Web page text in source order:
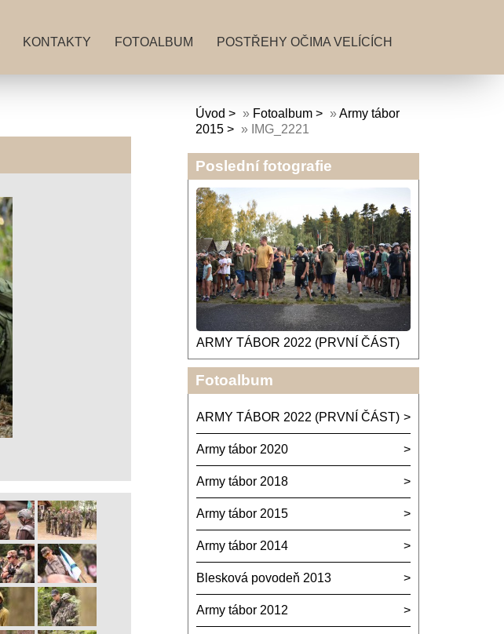
KONTAKTY FOTOALBUM POSTŘEHY OČIMA VELÍCÍCH
Úvod » Fotoalbum »Army tábor
2015
» IMG_2221
Poslední fotografie
ARMY TÁBOR 2022 (PRVNÍ ČÁST)
Fotoalbum
ARMY TÁBOR 2022 (PRVNÍ ČÁST)
Army tábor 2020
Army tábor 2018
Army tábor 2015
Army tábor 2014
Blesková povodeň 2013
Army tábor 2012